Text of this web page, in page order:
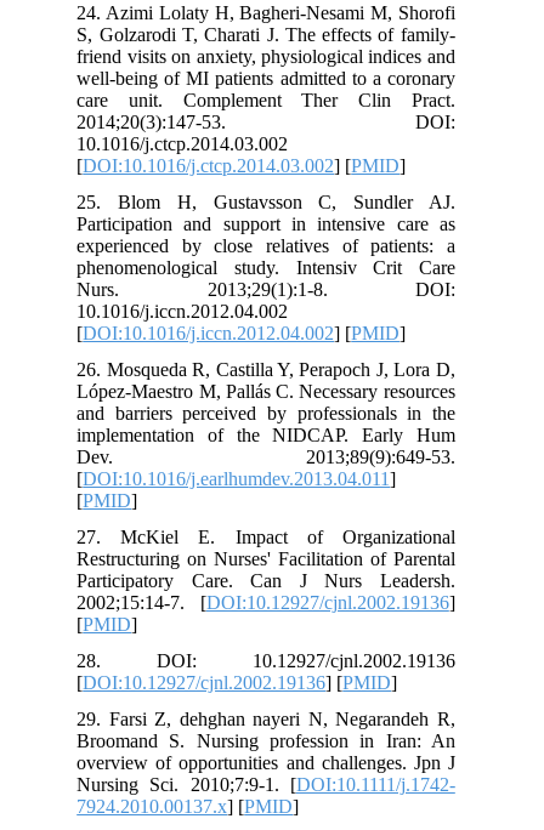
24. Azimi Lolaty H, Bagheri-Nesami M, Shorofi
S, Golzarodi T, Charati J. The effects of family-
friend visits on anxiety, physiological indices and
well-being of MI patients admitted to a coronary
care unit. Complement Ther Clin Pract.
2014;20(3):147-53. DOI:
10.1016/j.ctcp.2014.03.002
[DOI:10.1016/j.ctcp.2014.03.002] [PMID
25. Blom H, Gustavsson C, Sundler AJ.
Participation and support in intensive care as
experienced by close relatives of patients: a
phenomenological study. Intensiv Crit Care
Nurs. 2013;29(1):1-8. DOI:
10.1016/j.iccn.2012.04.002
[DOI:10.1016/j.iccn.2012.04.002] [PMID
26. Mosqueda R, Castilla Y, Perapoch J, Lora D,
López-Maestro M, Pallás C. Necessary resources
and barriers perceived by professionals in the
implementation of the NIDCAP. Early Hum
Dev. 2013;89(9):649-53.
[DOI:10.1016/j.earlhumdev.2013.04.011
[PMID
27. McKiel E. Impact of Organizational
Restructuring on Nurses' Facilitation of Parental
Participatory Care. Can J Nurs Leadersh.
2002;15:14-7. [DOI:10.12927/cjnl.2002.19136
[PMID
28. DOI: 10.12927/cjnl.2002.19136
[DOI:10.12927/cjnl.2002.19136] [PMID
29. Farsi Z, dehghan nayeri N, Negarandeh R,
Broomand S. Nursing profession in Iran: An
overview of opportunities and challenges. Jpn J
Nursing Sci. 2010;7:9-1. [DOI:10.1111/j.1742-
7924.2010.00137.x] [PMID